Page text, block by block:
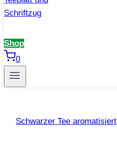
Shop
0
Schwarzer Tee aromatisiert